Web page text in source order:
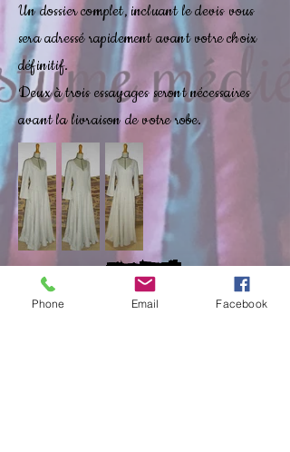
Un dossier complet, incluant le devis vous
sera adressé rapidement avant votre choix
définitif.
Deux à trois essayages seront nécessaires
avant la livraison de votre robe.
Phone Email Facebook